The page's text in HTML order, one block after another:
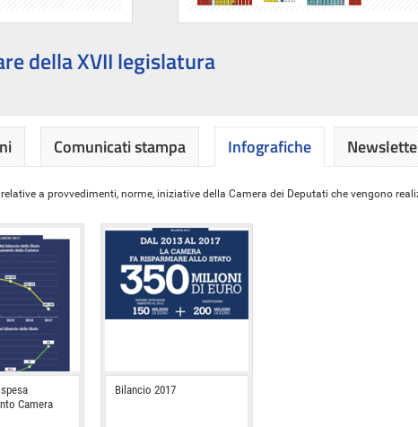
della XVII legislatura
Comunicati stampa Infografiche
a provvedimenti, norme, iniziative della Camera dei Deputati che vengono
Camera
Bilancio 2017